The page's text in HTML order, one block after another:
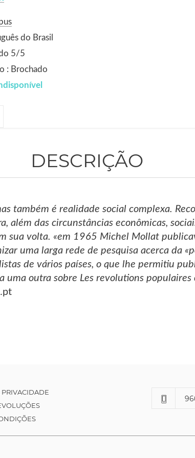
do Brasil
5/5
: Brochado
DESCRIÇÃO
também é realidade social complexa.
além das circunstâncias econômicas,
sua volta. «em 1965 Michel Mollat
uma larga rede de pesquisa acerca da
de vários países, o que lhe permitiu
outra sobre Les revolutions populaires